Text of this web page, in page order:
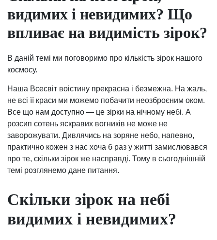
видимих і невидимих? Що
впливає на видимість зірок?
В даній темі ми поговоримо про кількість зірок нашого
космосу.
Наша Всесвіт воістину прекрасна і безмежна. На жаль,
не всі її краси ми можемо побачити неозброєним оком.
Все що нам доступно — це зірки на нічному небі. А
розсип сотень яскравих вогників не може не
заворожувати. Дивлячись на зоряне небо, напевно,
практично кожен з нас хоча б раз у житті замислювався
про те, скільки зірок же насправді. Тому в сьогоднішній
темі розглянемо дане питання.
Скільки зірок на небі
видимих і невидимих?